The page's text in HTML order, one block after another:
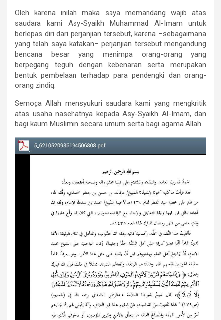
Oleh karena inilah maka saya memandang wajib atas
saudara kami Asy-Syaikh Muhammad Al-Imam untuk
berlepas diri dari perjanjian tersebut, karena –sebagaimana
yang telah saya katakan– perjanjian tersebut mengandung
bencana besar yang menimpa orang-orang yang
berpegang teguh dengan kebenaran serta merupakan
bentuk pembelaan terhadap para pendengki dan orang-
orang zindiq.
Semoga Allah mensyukuri saudara kami yang mengkritik
atas usaha nasehatnya kepada Asy-Syaikh Al-Imam, dan
bagi kaum Muslimin secara umum serta bagi agama Allah.